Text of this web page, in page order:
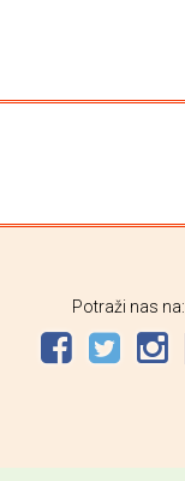
Potraži nas na: